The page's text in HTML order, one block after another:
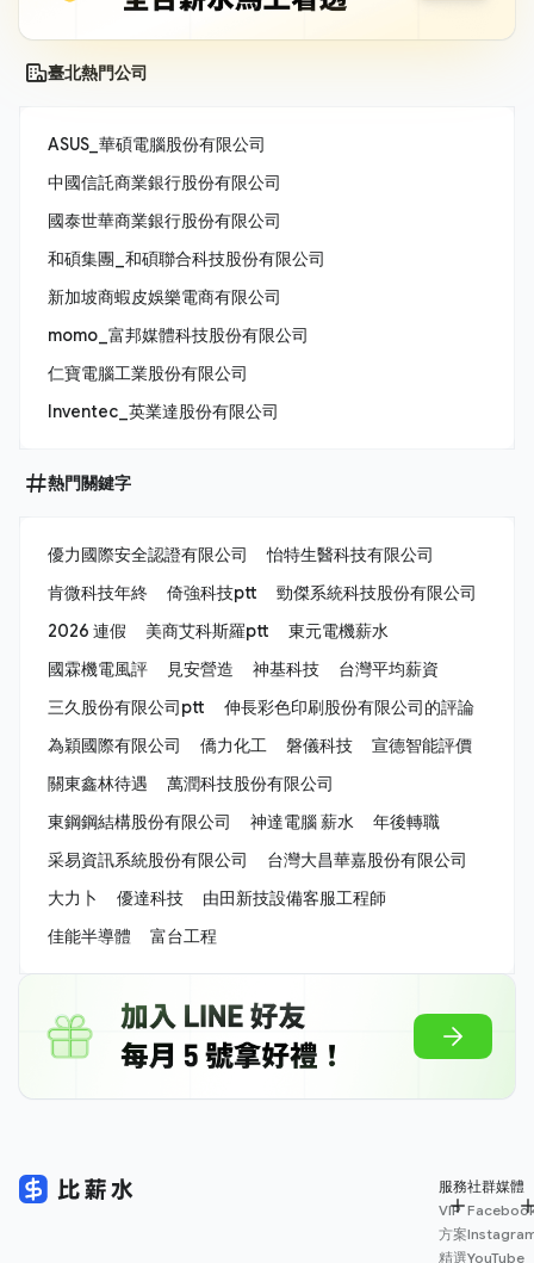
臺北熱門公司
ASUS_華碩電腦股份有限公司
中國信託商業銀行股份有限公司
國泰世華商業銀行股份有限公司
和碩集團_和碩聯合科技股份有限公司
新加坡商蝦皮娛樂電商有限公司
momo_富邦媒體科技股份有限公司
仁寶電腦工業股份有限公司
Inventec_英業達股份有限公司
熱門關鍵字
優力國際安全認證有限公司
怡特生醫科技有限公司
肯微科技年終
倚強科技ptt
勁傑系統科技股份有限公司
2026 連假
美商艾科斯羅ptt
東元電機薪水
國霖機電風評
見安營造 神基科技
台灣平均薪資
三久股份有限公司ptt
伸長彩色印刷股份有限公司的評論
為穎國際有限公司
僑力化工 磐儀科技
宣德智能評價
關東鑫林待遇
萬潤科技股份有限公司
東鋼鋼結構股份有限公司
神達電腦 薪水
年後轉職
采易資訊系統股份有限公司
台灣大昌華嘉股份有限公司
大力卜
優達科技
由田新技設備客服工程師
佳能半導體
富台工程
服務
VIP
方案
精選
社群媒體
YouTube